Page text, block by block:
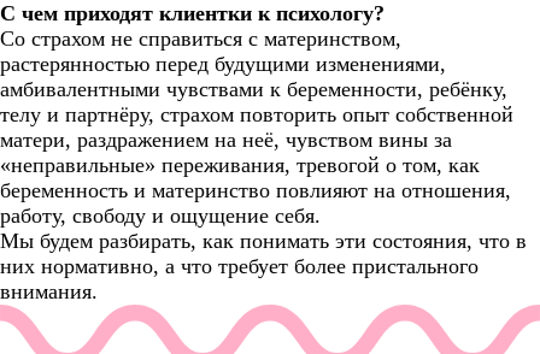
С чем приходят клиентки к психологу?
Со страхом не справиться с материнством,
растерянностью перед будущими изменениями,
амбивалентными чувствами к беременности, ребёнку,
телу и партнёру, страхом повторить опыт собственной
матери, раздражением на неё, чувством вины за
«неправильные» переживания, тревогой о том, как
беременность и материнство повлияют на отношения,
работу, свободу и ощущение себя.
Мы будем разбирать, как понимать эти состояния, что в
них нормативно, а что требует более пристального
внимания.